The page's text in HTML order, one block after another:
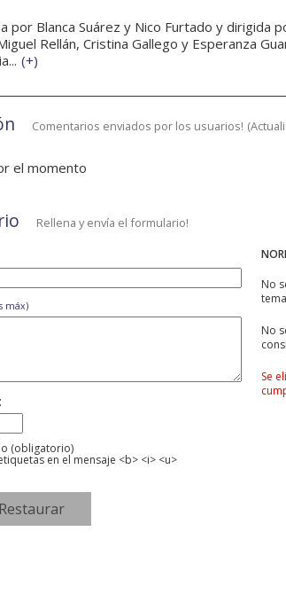
por Blanca Suárez y Nico Furtado y dirigida
Rellán, Cristina Gallego y Esperanza
(+)
Comentarios enviados por los usuarios! (
el momento
Rellena y envía el formulario!
No
No
Se
máx)
(obligatorio)
en el mensaje <b> <i> <u>